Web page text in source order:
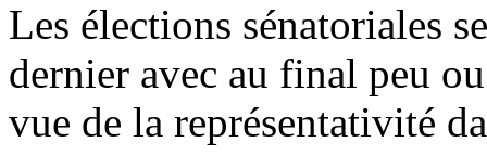
Les élections sénatoriales
dernier avec au final peu
vue de la représentativité